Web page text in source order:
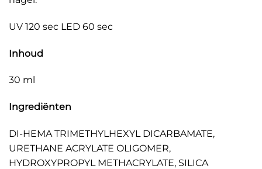
UV 120 sec LED 60 sec
Inhoud
30 ml
Ingrediënten
DI-HEMA TRIMETHYLHEXYL DICARBAMATE,
URETHANE ACRYLATE OLIGOMER,
HYDROXYPROPYL METHACRYLATE, SILICA